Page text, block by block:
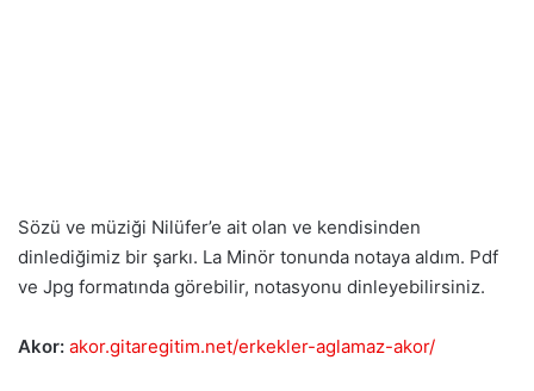
Sözü ve müziği Nilüfer’e ait olan ve kendisinden
dinlediğimiz bir şarkı. La Minör tonunda notaya aldım. Pdf
ve Jpg formatında görebilir, notasyonu dinleyebilirsiniz.
Akor: akor.gitaregitim.net/erkekler-aglamaz-akor/